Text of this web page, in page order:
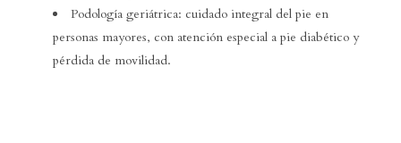
Podología geriátrica: cuidado integral del pie en
personas mayores, con atención especial a pie diabético y
pérdida de movilidad.